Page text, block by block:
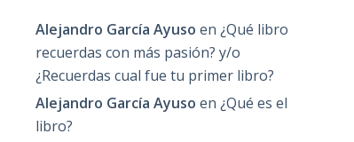
Alejandro García Ayuso en¿Qué libro
recuerdas con más pasión? y/o
¿Recuerdas cual fue tu primer libro?
Alejandro García Ayuso en¿Qué es el
libro?